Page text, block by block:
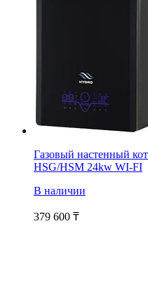
Газовый настенный
HSG/HSM 24kw WI-FI
В наличии
379 600 ₸